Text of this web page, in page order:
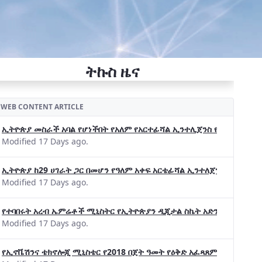
ትኩስ ዜና
WEB CONTENT ARTICLE
ኢትዮጵያ መስራች አባል የሆነችበት የአለም የአርተፊሻል ኢንተሊጀንስ የትብብር
Modified 17 Days ago.
ኢትዮጵያ ከ29 ሀገራት ጋር በመሆን የዓለም አቀፍ አርቴፊሻል ኢንተለጀንስ ትብብር
Modified 17 Days ago.
የተባበሩት አረብ ኤምሬቶች ሚኒስትር የኢትዮጵያን ዲጂታል ስኬት አድንቀዋል
Modified 17 Days ago.
የኢኖቬሽንና ቴክኖሎጂ ሚኒስቴር የ2018 በጀት ዓመት የዕቅድ አፈጻጸምና የቀጣይ